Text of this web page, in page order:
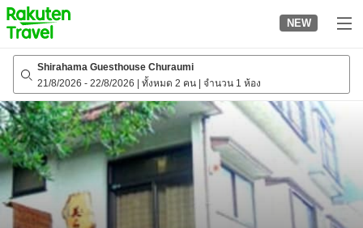
to
top
page
NEW
Shirahama Guesthouse Churaumi
21/8/2026 - 22/8/2026 ทั้งหมด 2 คน จำนวน 1 ห้อง